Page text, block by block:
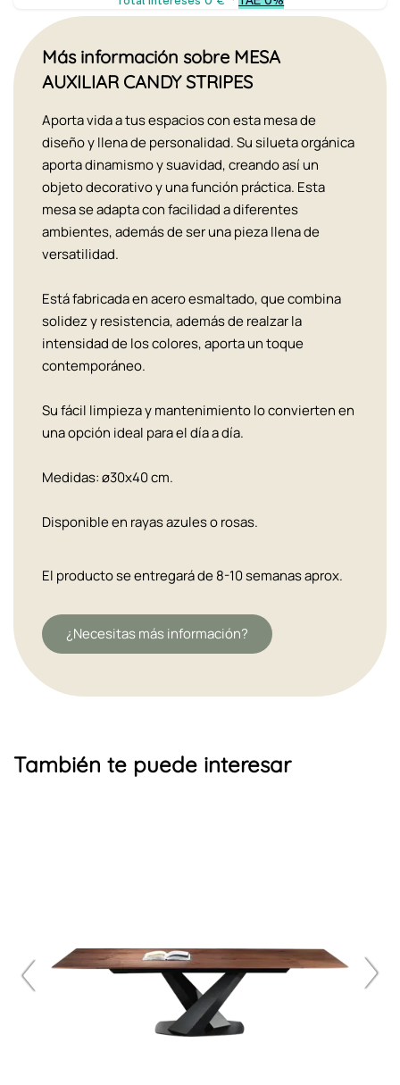
Más información sobre MESA
AUXILIAR CANDY STRIPES
Aporta vida a tus espacios con esta mesa de
diseño y llena de personalidad. Su silueta orgánica
aporta dinamismo y suavidad, creando así un
objeto decorativo y una función práctica. Esta
mesa se adapta con facilidad a diferentes
ambientes, además de ser una pieza llena de
versatilidad.
Está fabricada en acero esmaltado, que combina
solidez y resistencia, además de realzar la
intensidad de los colores, aporta un toque
contemporáneo.
Su fácil limpieza y mantenimiento lo convierten en
una opción ideal para el día a día.
Medidas: ø30x40 cm.
Disponible en rayas azules o rosas.
El producto se entregará de 8-10 semanas aprox.
¿Necesitas más información?
También te puede interesar